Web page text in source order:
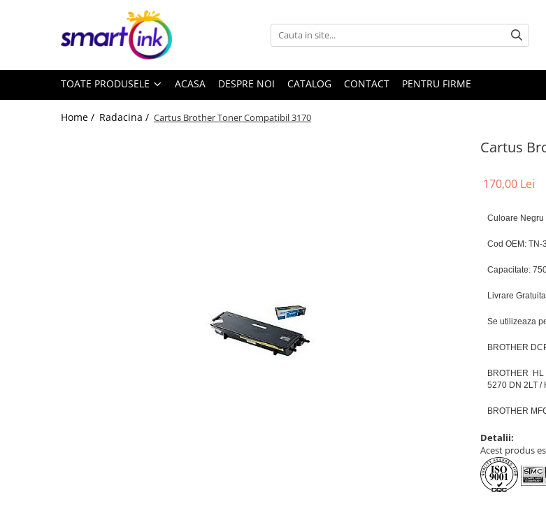
Toate Produsele
Pentru firme
TOATE PRODUSELE ACASA DESPRE NOI CATALOG CONTACT PENTRU FIRME
Home / Radacina / Cartus Brother Toner Compatibil 3170
Cartus
170,00 Lei
Culoare Negru
Cod OEM: TN-
Capacitate:
Livrare
Se utilizeaza
BROTHER
BROTHER
5270 DN 2LT /
BROTHER
Detalii:
Acest produs